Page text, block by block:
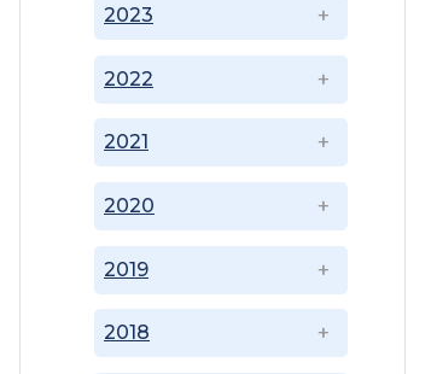
2018
2019
2020
2021
2022
2023